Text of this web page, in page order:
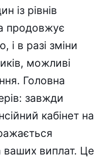
із рівнів
продовжує
і в разі зміни
можливі
Головна
завжди
кабінет на
ваших виплат. Це